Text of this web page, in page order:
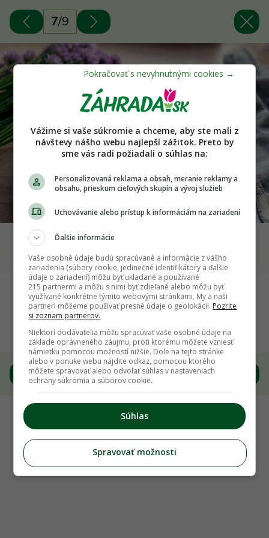
7/9
Zeleninový šalát s pažítkovými kvetmi
Zdroj: Shutterstock
Späť na článok
Začala vám v záhrade kvitnúť pažítka? Väčšina
záhradkárov robí túto chybu
7/9
Vážime si vaše súkromie a chceme, aby ste mali z
návštevy nášho webu najlepší zážitok. Preto by
sme vás radi požiadali o súhlas na:
Personalizovaná reklama a obsah, meranie reklamy a
obsahu, prieskum cieľových skupín a vývoj služieb
Uchovávanie alebo prístup k informáciám na zariadení
Ďalšie informácie
Vaše osobné údaje budú spracúvané a informácie z vášho
zariadenia (súbory cookie, jedinečné identifikátory a ďalšie
údaje o zariadení) môžu byť ukladané a používané
215 partnermi a môžu s nimi byť zdieľané alebo môžu byť
využívané konkrétne týmito webovými stránkami. My a naši
partneri môžeme používať presné údaje o geolokácii. Pozrite
si zoznam partnerov.
Niektorí dodávatelia môžu spracúvať vaše osobné údaje na
základe oprávneného záujmu, proti ktorému môžete vzniesť
námietku pomocou možností nižšie. Dole na tejto stránke
alebo v ponuke webu nájdite odkaz, pomocou ktorého
môžete spravovať alebo odvolať súhlas v nastaveniach
ochrany súkromia a súborov cookie.
Súhlas
Spravovať možnosti